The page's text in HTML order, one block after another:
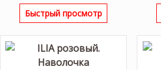
Быстрый просмотр